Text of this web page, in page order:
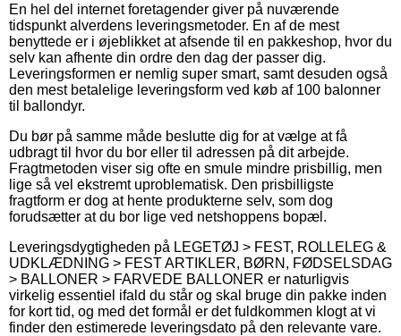
En hel del internet foretagender giver på nuværende
tidspunkt alverdens leveringsmetoder. En af de mest
benyttede er i øjeblikket at afsende til en pakkeshop, hvor du
selv kan afhente din ordre den dag der passer dig.
Leveringsformen er nemlig super smart, samt desuden også
den mest betalelige leveringsform ved køb af 100 balonner
til ballondyr.
Du bør på samme måde beslutte dig for at vælge at få
udbragt til hvor du bor eller til adressen på dit arbejde.
Fragtmetoden viser sig ofte en smule mindre prisbillig, men
lige så vel ekstremt uproblematisk. Den prisbilligste
fragtform er dog at hente produkterne selv, som dog
forudsætter at du bor lige ved netshoppens bopæl.
Leveringsdygtigheden på LEGETØJ > FEST, ROLLELEG &
UDKLÆDNING > FEST ARTIKLER, BØRN, FØDSELSDAG
> BALLONER > FARVEDE BALLONER er naturligvis
virkelig essentiel ifald du står og skal bruge din pakke inden
for kort tid, og med det formål er det fuldkommen klogt at vi
finder den estimerede leveringsdato på den relevante vare.